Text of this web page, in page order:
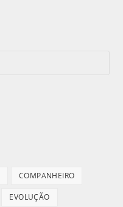
COMPANHEIRO
EVOLUÇÃO